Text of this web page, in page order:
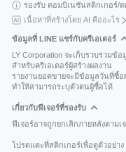
รองรับ คอมบิเนชันสติกเกอร์/ต
เนื้อหาที่สร้างโดย AI คืออะไร
ข้อมูลที่ LINE แชร์กับครีเอเตอร์
LY Corporation จะเก็บรวบรวมข้
สำหรับครีเอเตอร์ผู้สร้างผลงาน
รายงานยอดขายจะมีข้อมูลวันที่ซื้
ทำให้สามารถระบุตัวตนผู้ซื้อได้
เกี่ยวกับฟีเจอร์ที่รองรับ
ฟีเจอร์อาจถูกยกเลิกภายหลังตามเ
โปรดแตะที่สติกเกอร์เพื่อดูตัวอย่าง